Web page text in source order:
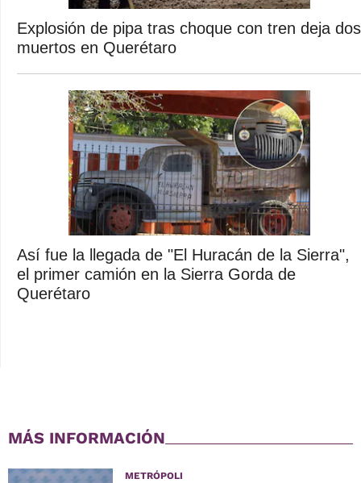
Explosión de pipa tras choque con tren deja dos
muertos en Querétaro
Así fue la llegada de "El Huracán de la Sierra",
el primer camión en la Sierra Gorda de
Querétaro
MÁS INFORMACIÓN
METRÓPOLI